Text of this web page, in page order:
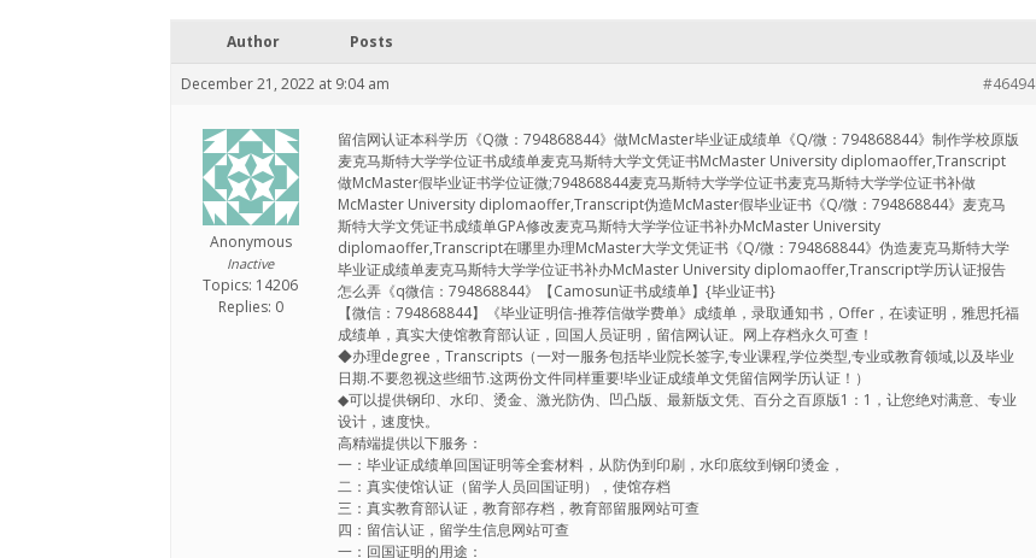
Author Posts
December 21, 2022 at 9:04 am #46494
Anonymous
Inactive
Topics: 14206
Replies: 0
留信网认证本科学历《Q微：794868844》做McMaster毕业证成绩单《Q/微：794868844》制作学校原版
麦克马斯特大学学位证书成绩单麦克马斯特大学文凭证书McMaster University diplomaoffer,Transcript
做McMaster假毕业证书学位证微;794868844麦克马斯特大学学位证书麦克马斯特大学学位证书补做
McMaster University diplomaoffer,Transcript伪造McMaster假毕业证书《Q/微：794868844》麦克马
斯特大学文凭证书成绩单GPA修改麦克马斯特大学学位证书补办McMaster University
diplomaoffer,Transcript在哪里办理McMaster大学文凭证书《Q/微：794868844》伪造麦克马斯特大学
毕业证成绩单麦克马斯特大学学位证书补办McMaster University diplomaoffer,Transcript学历认证报告
怎么弄《q微信：794868844》【Camosun证书成绩单】{毕业证书}
【微信：794868844】《毕业证明信-推荐信做学费单》成绩单，录取通知书，Offer，在读证明，雅思托福
成绩单，真实大使馆教育部认证，回国人员证明，留信网认证。网上存档永久可查！
◆办理degree，Transcripts（一对一服务包括毕业院长签字,专业课程,学位类型,专业或教育领域,以及毕业
日期.不要忽视这些细节.这两份文件同样重要!毕业证成绩单文凭留信网学历认证！）
◆可以提供钢印、水印、烫金、激光防伪、凹凸版、最新版文凭、百分之百原版1：1，让您绝对满意、专业
设计，速度快。
高精端提供以下服务：
一：毕业证成绩单回国证明等全套材料，从防伪到印刷，水印底纹到钢印烫金，
二：真实使馆认证（留学人员回国证明），使馆存档
三：真实教育部认证，教育部存档，教育部留服网站可查
四：留信认证，留学生信息网站可查
一：回国证明的用途：